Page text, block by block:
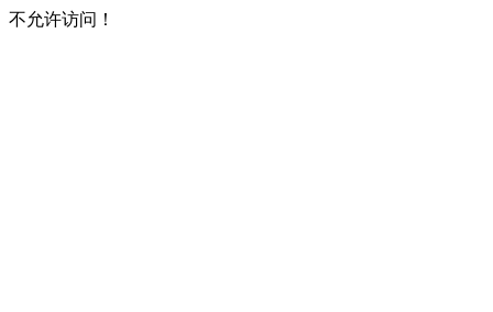
不允许访问！